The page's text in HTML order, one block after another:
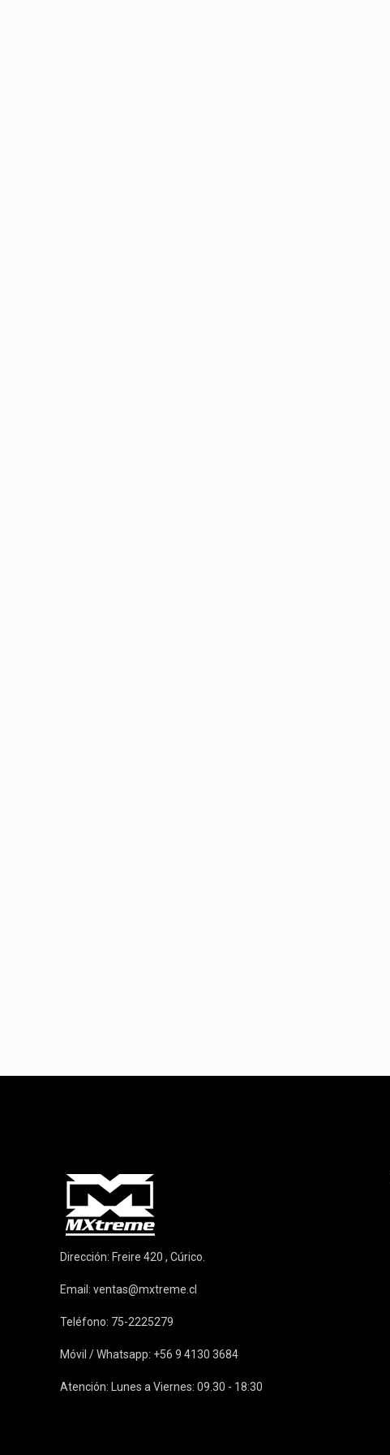
Dirección: Freire 420 , Cúrico.
Email:ventas@mxtreme.cl
Teléfono: 75-2225279
Móvil / Whatsapp: +56 9 4130 3684
Atención: Lunes a Viernes: 09.30 - 18:30